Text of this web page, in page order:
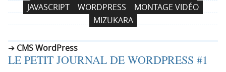
g
a
t
a
u
JAVASCRIPT
WORDPRESS
MONTAGE VIDÉO
MIZUKARA
CMS WordPress
LE PETIT JOURNAL DE WORDPRESS #1